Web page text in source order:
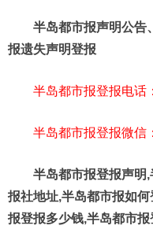
半岛都市报声明公告
报遗失声明登报
半岛都市报登报电话
半岛都市报登报微信
半岛都市报登报声明
报社地址,半岛都市报如
报登报多少钱,半岛都市